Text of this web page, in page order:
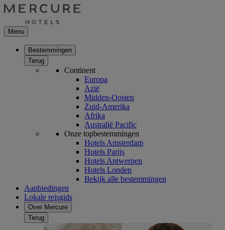
Menu
Bestemmingen
Terug
Continent
Europa
Azië
Midden-Oosten
Zuid-Amerika
Afrika
Australië Pacific
Onze topbestemmingen
Hotels Amsterdam
Hotels Parijs
Hotels Antwerpen
Hotels Londen
Bekijk alle bestemmingen
Aanbiedingen
Lokale reisgids
Over Mercure
Terug